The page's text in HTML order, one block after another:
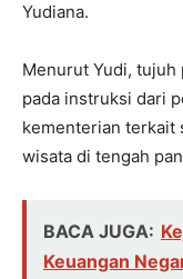
Yudiana.
Menurut Yudi,
pada instruksi dari
kementerian terkait
wisata di tengah
BACA JUGA:
Keuangan